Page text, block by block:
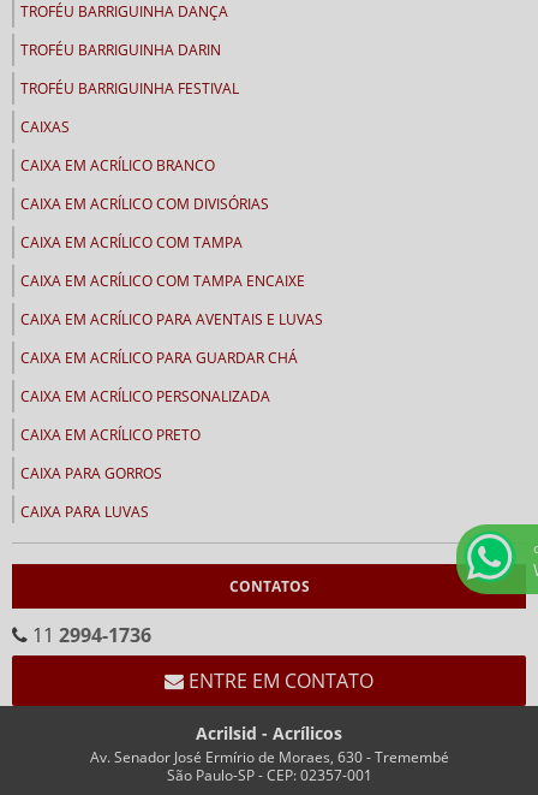
TROFÉU BARRIGUINHA DANÇA
TROFÉU BARRIGUINHA DARIN
TROFÉU BARRIGUINHA FESTIVAL
CAIXAS
CAIXA EM ACRÍLICO BRANCO
CAIXA EM ACRÍLICO COM DIVISÓRIAS
CAIXA EM ACRÍLICO COM TAMPA
CAIXA EM ACRÍLICO COM TAMPA ENCAIXE
CAIXA EM ACRÍLICO PARA AVENTAIS E LUVAS
CAIXA EM ACRÍLICO PARA GUARDAR CHÁ
CAIXA EM ACRÍLICO PERSONALIZADA
CAIXA EM ACRÍLICO PRETO
CAIXA PARA GORROS
CAIXA PARA LUVAS
CALENDÁRIOS
CALENDÁRIO EM ACRÍLICO FORMATO “V”
CHAVEIROS
CHAVEIRO COM IMPRESSÃO
CHAVEIRO PERSONALIZADO
CONTATOS
11 2994-1736
ENTRE EM CONTATO
Acrilsid - Acrílicos
Av. Senador José Ermírio de Moraes, 630 - Tremembé
São Paulo-SP - CEP: 02357-001